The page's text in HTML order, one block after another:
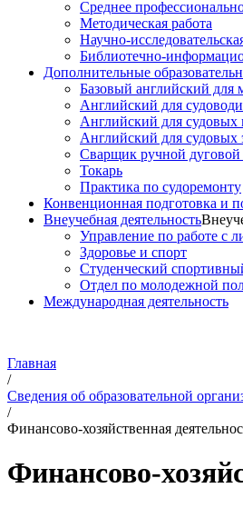
Среднее
Методическая работа
Научно-
Библиотечно-
Дополнительные
Базовый английский для
Английский для
Английский для судовых
Английский для судовых
Cварщик ручной
Токарь
Практика по судоремонту
Конвенционная подготовка и
Внеучебная деятельность
Управление по работе с
Здоровье и спорт
Студенческий
Отдел по молодежной
Международная деятельность
Главная
/
Сведения об образовательной
/
Финансово-хозяйственная
Финансово-